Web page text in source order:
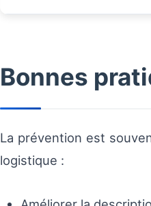
Bonnes
La prévention est
logistique :